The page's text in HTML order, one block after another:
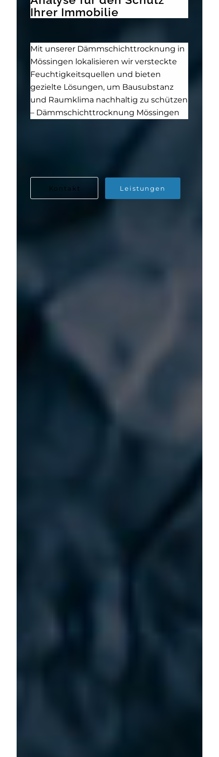
Ihrer Immobilie
Mit unserer Dämmschichttrocknung in
Mössingen lokalisieren wir versteckte
Feuchtigkeitsquellen und bieten
gezielte Lösungen, um Bausubstanz
und Raumklima nachhaltig zu schützen
– Dämmschichttrocknung Mössingen
Kontakt Leistungen